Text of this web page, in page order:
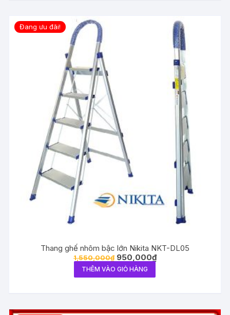
Đang ưu đãi!
Thang ghế nhôm bậc lớn Nikita NKT-DL05
1,550,000₫ 950,000₫
THÊM VÀO GIỎ HÀNG